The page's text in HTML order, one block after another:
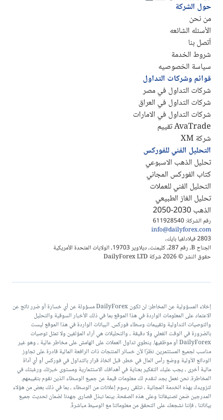
رقم الشركة: 611928540
info@dailyforex.com
2803 فيلادلفيا بايك،
الجناح B، رقم 287، كليمنت، ديلاوير 19703، الولايات المتحدة الأمريكية
حقوق النشر © 2026 شركة DailyForex LTD
حول الشركة
من نحن
الأسئله الشائعه
أتصل بنا
شروط الخدمة
سياسة الخصوصيه
قوائم وشركات التداول
شركات التداول في مصر
شركات التداول في العراق
شركات التداول في الامارات
AvaTrade تقييم
شركة XM
التحليل الفني للفوركس
تحليل الذهب الاسبوعي
كتاب الفوركس المجاني
التحليل الفني للعملات
تحليل الغاز الطبيعي
الذهب 2030-2050
إخلاء المسؤولية عن المخاطر: لن تكون DailyForex مسؤولة عن أي خسارة أو ضرر ناتج عن
الاعتماد على المعلومات الواردة في هذا الموقع بما في ذلك الأخبار السوقية والتحليل
والتوصيات التداولية وتقييمات وسطاء فوركس. البيانات الواردة في هذا الموقع ليست
بالضرورة في الوقت الفعلي ولا دقيقة ، والتحليلات هي آراء المؤلفين ولا تمثل توصيات
DailyForex أو موظفيها. ينطوي تداول العملات على الهامش على مخاطر عالية ، وهو غير
مناسب لجميع المستثمرين. نظرًا لأن خسائر المنتجات ذات الرافعة المالية قادرة على تجاوز
الودائع الأولية ووضع رأس المال في خطر. قبل اتخاذ قرار بالتداول في فوركس أو أي أداة
مالية أخرى ، يجب عليك التفكير بعناية في أهدافك الاستثمارية ومستوى خبرتك ورغبتك في
المخاطرة. نحن نعمل بجد لنقدم لك معلومات قيمة عن جميع الوسطاء الذين نقوم بتقييمهم.
لتزويدك بهذه الخدمة المجانية ، نتلقى رسوم إعلانات من الوسطاء ، بما في ذلك بعض من هؤلاء
المدرجين ضمن تصنيفاتنا وعلى هذه الصفحة. بينما نبذل قصارى جهدنا لضمان تحديث جميع
بياناتنا ، فإننا نشجعك على التحقق من معلوماتنا مع الوسيط مباشرةً.